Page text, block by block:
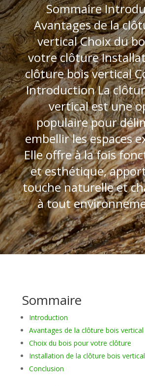
Sommaire
Avantages de la
vertical Choix du
votre clôture
clôture bois vertical
Introduction La
vertical est une
populaire pour
embellir les espaces
Elle offre à la fois
et esthétique,
touche naturelle et
à tout
Sommaire
Introduction
Avantages de la clôture bois vertical
Choix du bois pour votre clôture
Installation de la clôture bois vertical
Conclusion